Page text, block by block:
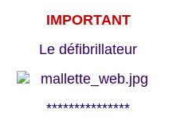
IMPORTANT
Le défibrillateur
***************